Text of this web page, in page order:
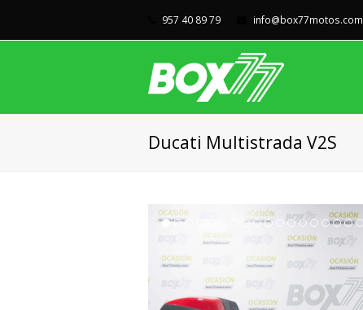
957 40 89 79 info@box77motos.com
Ducati Multistrada V2S